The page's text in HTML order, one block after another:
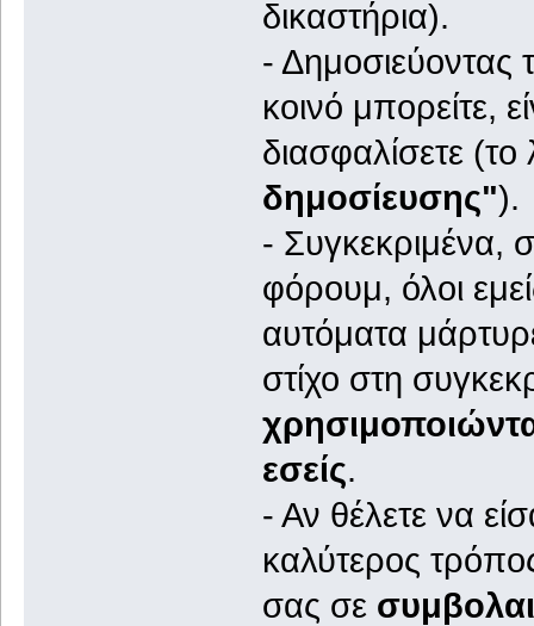
δικαστήρια).
- Δημοσιεύοντας
κοινό μπορείτε,
διασφαλίσετε
δημοσίευσης").
- Συγκεκριμένα,
φόρουμ, όλοι
αυτόματα
στίχο στη
εσείς.
- Αν θέλετε να
καλύτερος
σας σε